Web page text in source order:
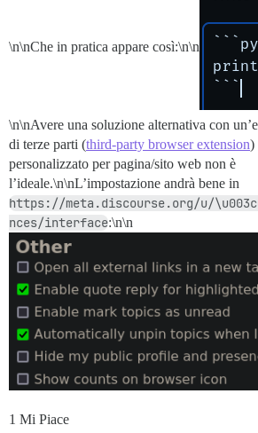
\n\nChe in pratica appare così:\n\n
\n\nAvere una soluzione alternativa con
di terze parti (third-party browser extension)
personalizzato per pagina/sito web non è
l’ideale.\n\nL’impostazione andrà bene in
https://meta.discourse.org/u/
nces/interface:\n\n
1 Mi Piace